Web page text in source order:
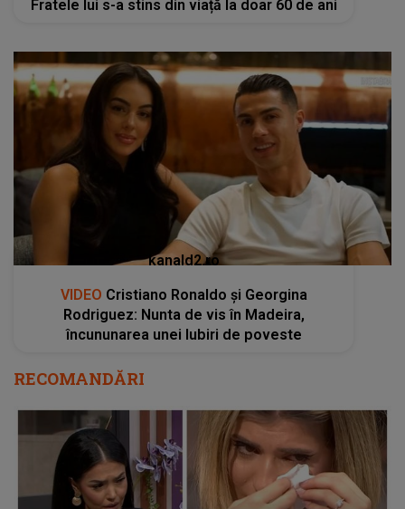
Fratele lui s-a stins din viață la doar 60 de ani
kanald2.ro
VIDEO Cristiano Ronaldo și Georgina
Rodriguez: Nunta de vis în Madeira,
încununarea unei Iubiri de poveste
RECOMANDĂRI